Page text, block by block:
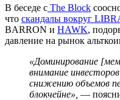
В беседе с The Block
что скандалы вокруг
BARRON и HAWK,
давление на рынок
«Доминирование
внимание
снижению объемов
блокчейне», —